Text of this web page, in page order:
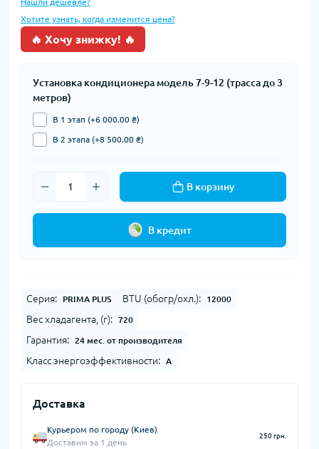
Хотите узнать, когда изменится цена?
🔥 Хочу знижку! 🔥
Установка кондиционера модель 7-9-12 (трасса до 3
метров)
В 1 этап (+6 000.00 ₴)
В 2 этапа (+8 500.00 ₴)
В корзину
В кредит
Серия: PRIMA PLUS BTU (обогр/охл.): 12000
Вес хладагента, (г): 720
Гарантия: 24 мес. от производителя
Класс энергоэффективности: A
Доставка
Курьером по городу (Киев)
Доставим за 1 день
250 грн.